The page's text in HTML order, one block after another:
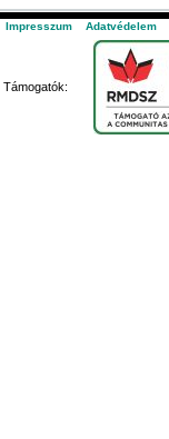
Impresszum Adatvédelem
Támogatók: